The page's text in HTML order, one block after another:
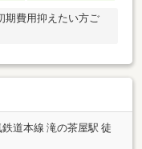
期費用抑えたい方ご
道本線 滝の茶屋駅 徒